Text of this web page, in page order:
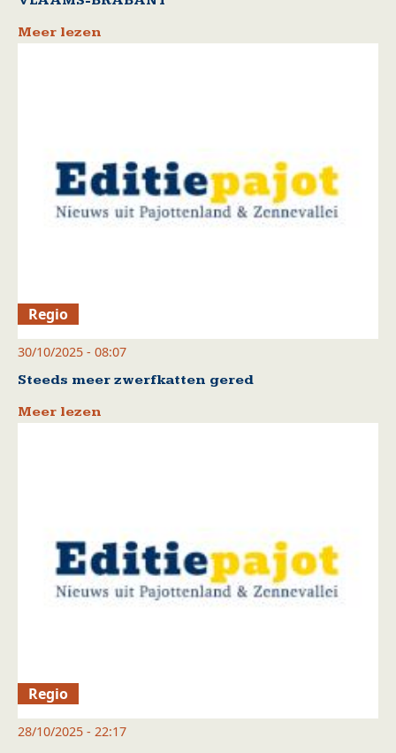
Meer lezen
Regio
30/10/2025 - 08:07
Steeds meer zwerfkatten gered
Meer lezen
Regio
28/10/2025 - 22:17